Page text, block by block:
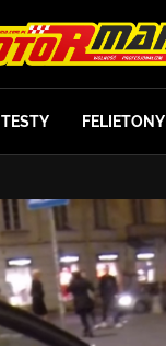
TESTY FELIETONY